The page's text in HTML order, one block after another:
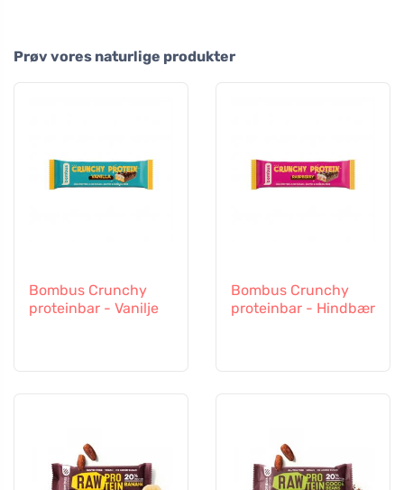
Prøv vores naturlige produkter
Bombus Crunchy
proteinbar - Vanilje
Bombus Crunchy
proteinbar - Hindbær